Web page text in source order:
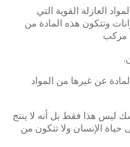
العازلة القوية التي
وتتكون هذه المادة من
مركب
عن غيرها من المواد
ليس هذا فقط بل أنه لا ينتج
حياة الإنسان ولا تتكون من